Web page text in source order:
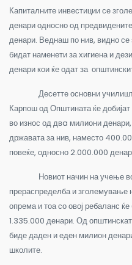
Капиталните инвестиции се
денари односно од
денари. Веднаш по нив, видно се
бидат наменети за хигиена и
денари кои ќе одат за
Десетте основни училишта
Карпош од Општината ќе добијат
во износ од двa милиони
државата за нив, наместо
повеќе, односно 2.000.000
Новиот начин на учење во
прераспределба и зголемување
опрема и тоа со овој ребаланс
1.335.000 денари. Од
биде даден и еден милион
школите.